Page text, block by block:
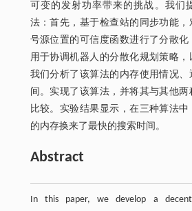
可变的发射功率带来的挑战。我们
法：首先，基于检查站的同步功能
号源位置的可信度函数进行了分散
用于协调机器人的分散化规划策略，
我们分析了该算法的内存使用情况
间。实现了该算法，并将其与其他两
比较。实验结果显示，在三种算法
的内存换来了最快的搜索时间。
Abstract
In this paper, we develop a